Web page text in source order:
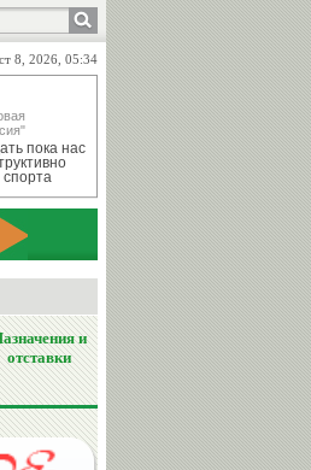
8, 2026, 05:34
пока нас
спорта
и
отставки